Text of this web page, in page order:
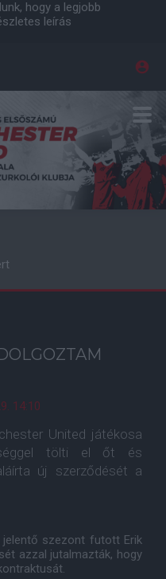
hogy a legjobb
leírás
14:10
United játékosa
tölti el őt és
új szerződését a
szezont futott Erik
azzal jutalmazták, hogy